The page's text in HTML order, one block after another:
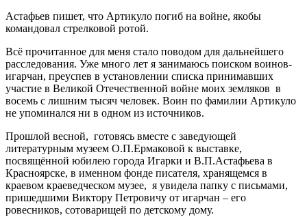
Астафьев пишет, что Артикуло погиб на войне, якобы
командовал стрелковой ротой.
Всё прочитанное для меня стало поводом для дальнейшего
расследования. Уже много лет я занимаюсь поиском воинов-
игарчан, преуспев в установлении списка принимавших
участие в Великой Отечественной войне моих земляков в
восемь с лишним тысяч человек. Воин по фамилии Артикуло
не упоминался ни в одном из источников.
Прошлой весной, готовясь вместе с заведующей
литературным музеем О.П.Ермаковой к выставке,
посвящённой юбилею города Игарки и В.П.Астафьева в
Красноярске, в именном фонде писателя, хранящемся в
краевом краеведческом музее, я увидела папку с письмами,
пришедшими Виктору Петровичу от игарчан – его
ровесников, сотоварищей по детскому дому.